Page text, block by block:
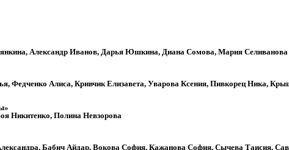
Александр Иванов, Дарья Юшкина, Диана Сомова, Мария Селиванова
Федченко Алиса, Кривчик Елизавета, Уварова Ксения, Пивкорец Ника,
Никитенко, Полина Невзорова
Бабич Айдар, Вокова София, Кажанова София, Сычева Таисия,